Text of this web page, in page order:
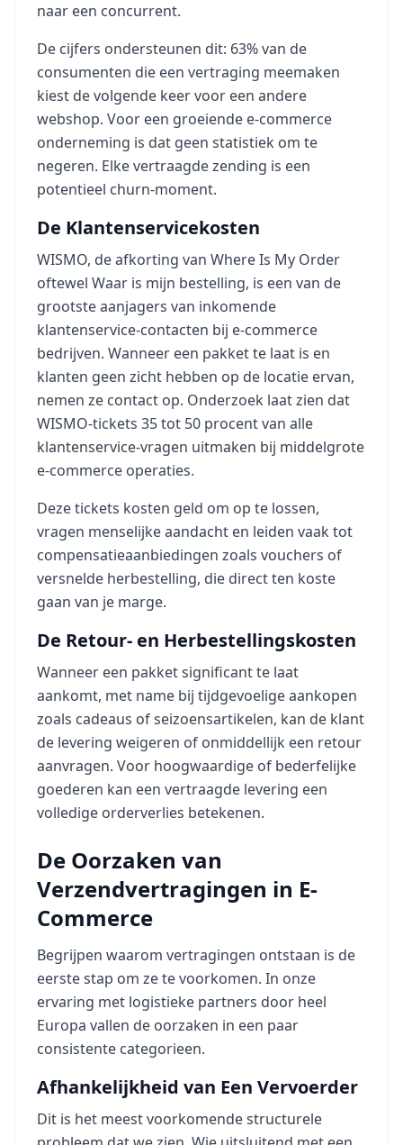
naar een concurrent.
De cijfers ondersteunen dit: 63% van de
consumenten die een vertraging meemaken
kiest de volgende keer voor een andere
webshop. Voor een groeiende e-commerce
onderneming is dat geen statistiek om te
negeren. Elke vertraagde zending is een
potentieel churn-moment.
De Klantenservicekosten
WISMO, de afkorting van Where Is My Order
oftewel Waar is mijn bestelling, is een van de
grootste aanjagers van inkomende
klantenservice-contacten bij e-commerce
bedrijven. Wanneer een pakket te laat is en
klanten geen zicht hebben op de locatie ervan,
nemen ze contact op. Onderzoek laat zien dat
WISMO-tickets 35 tot 50 procent van alle
klantenservice-vragen uitmaken bij middelgrote
e-commerce operaties.
Deze tickets kosten geld om op te lossen,
vragen menselijke aandacht en leiden vaak tot
compensatieaanbiedingen zoals vouchers of
versnelde herbestelling, die direct ten koste
gaan van je marge.
De Retour- en Herbestellingskosten
Wanneer een pakket significant te laat
aankomt, met name bij tijdgevoelige aankopen
zoals cadeaus of seizoensartikelen, kan de klant
de levering weigeren of onmiddellijk een retour
aanvragen. Voor hoogwaardige of bederfelijke
goederen kan een vertraagde levering een
volledige orderverlies betekenen.
De Oorzaken van
Verzendvertragingen in E-
Commerce
Begrijpen waarom vertragingen ontstaan is de
eerste stap om ze te voorkomen. In onze
ervaring met logistieke partners door heel
Europa vallen de oorzaken in een paar
consistente categorieen.
Afhankelijkheid van Een Vervoerder
Dit is het meest voorkomende structurele